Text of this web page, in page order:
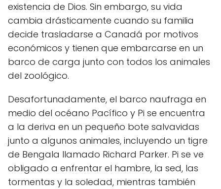
existencia de Dios. Sin embargo, su vida
cambia drásticamente cuando su familia
decide trasladarse a Canadá por motivos
económicos y tienen que embarcarse en un
barco de carga junto con todos los animales
del zoológico.
Desafortunadamente, el barco naufraga en
medio del océano Pacífico y Pi se encuentra
a la deriva en un pequeño bote salvavidas
junto a algunos animales, incluyendo un tigre
de Bengala llamado Richard Parker. Pi se ve
obligado a enfrentar el hambre, la sed, las
tormentas y la soledad, mientras también